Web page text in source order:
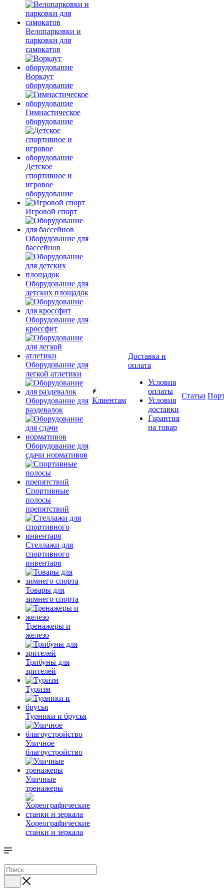
Велопарковки и
парковки для
самокатов
Воркаут
оборудование
Гимнастическое
оборудование
Детское
спортивное и
игровое
оборудование
Игровой спорт
Оборудование для
бассейнов
Оборудование для
детских площадок
Оборудование для
кроссфит
Оборудование для
легкой атлетики
Оборудование для
раздевалок
Оборудование для
сдачи нормативов
Спортивные
полосы
препятствий
Стеллажи для
спортивного
инвентаря
Товары для
зимнего спорта
Тренажеры и
железо
Трибуны для
зрителей
Туризм
Турники и брусья
Уличное
благоустройство
Уличные
тренажеры
Хореографические
станки и зеркала
Клиентам
Доставка и
оплата
Условия
оплаты
Условия
доставки
Гарантия
на товар
Статьи